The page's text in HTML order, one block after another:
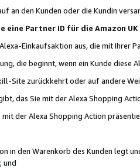
an den Kunden oder die Kundin
Partner ID für die Amazon
Einkaufsaktion aus, die mit Ihrer
die beginnt, wenn ein Kunde diese
Site zurückkehrt oder auf andere
das Sie mit der Alexa Shopping
der Alexa Shopping Action
in den Warenkorb des Kunden legt
und